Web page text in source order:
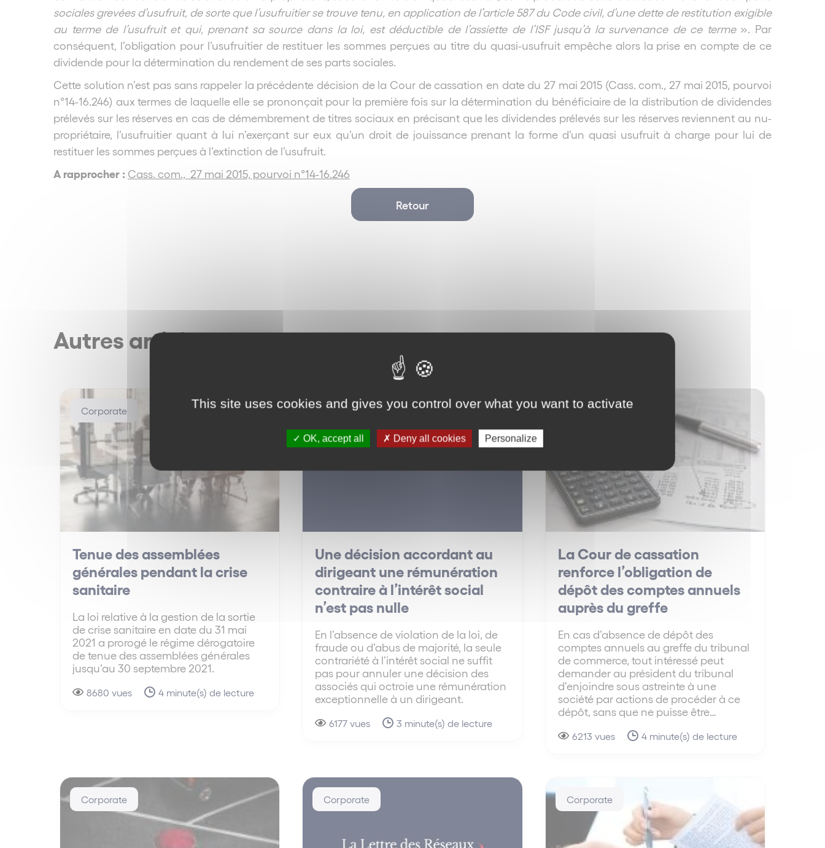
sociales grevées d’usufruit, de sorte que l’usufruitier se trouve tenu, en application de l’article 587 du Code civil, d’une dette de restitution exigible
au terme de l’usufruit et qui, prenant sa source dans la loi, est déductible de l’assiette de l’ISF jusqu’à la survenance de ce terme». Par
conséquent, l’obligation pour l’usufruitier de restituer les sommes perçues au titre du quasi-usufruit empêche alors la prise en compte de ce
dividende pour la détermination du rendement de ses parts sociales.
Cette solution n’est pas sans rappeler la précédente décision de la Cour de cassation en date du 27 mai 2015 (Cass. com., 27 mai 2015, pourvoi
n°14-16.246) aux termes de laquelle elle se prononçait pour la première fois sur la détermination du bénéficiaire de la distribution de dividendes
prélevés sur les réserves en cas de démembrement de titres sociaux en précisant que les dividendes prélevés sur les réserves reviennent au nu-
propriétaire, l’usufruitier quant à lui n’exerçant sur eux qu’un droit de jouissance prenant la forme d’un quasi usufruit à charge pour lui de
restituer les sommes perçues à l’extinction de l’usufruit.
A rapprocher : Cass. com., 27 mai 2015, pourvoi n°14-16.246
Retour
Autres articles
Corporate
Tenue des assemblées
générales pendant la crise
sanitaire
La loi relative à la gestion de la sortie
de crise sanitaire en date du 31 mai
2021 a prorogé le régime dérogatoire
de tenue des assemblées générales
jusqu’au 30 septembre 2021.
8680 vues 4 minute(s) de lecture
Corporate
Une décision accordant au
dirigeant une rémunération
contraire à l’intérêt social
n’est pas nulle
En l’absence de violation de la loi, de
fraude ou d’abus de majorité, la seule
contrariété à l’intérêt social ne suffit
pas pour annuler une décision des
associés qui octroie une rémunération
exceptionnelle à un dirigeant.
6177 vues 3 minute(s) de lecture
Corporate
La Cour de cassation
renforce l’obligation de
dépôt des comptes annuels
auprès du greffe
En cas d’absence de dépôt des
comptes annuels au greffe du tribunal
de commerce, tout intéressé peut
demander au président du tribunal
d’enjoindre sous astreinte à une
société par actions de procéder à ce
dépôt, sans que ne puisse être…
6213 vues 4 minute(s) de lecture
Corporate Corporate Corporate
This site uses cookies and gives you control over what you want to activate
OK, accept all Deny all cookies Personalize